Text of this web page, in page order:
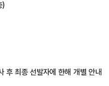
)
후 최종 선발자에 한해 개별 안내